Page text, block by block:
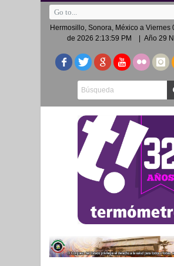
Hermosillo, Sonora, México a Viernes
de 2026 2:13:59 PM
| Año 29